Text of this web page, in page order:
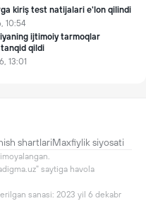
kiriş test natijalari e'lon qilindi
10:54
ijtimoiy tarmoqlar
qildi
13:01
shartlariMaxfiylik siyosati
saytiga havola
sanasi: 2023 yil 6 dekabr